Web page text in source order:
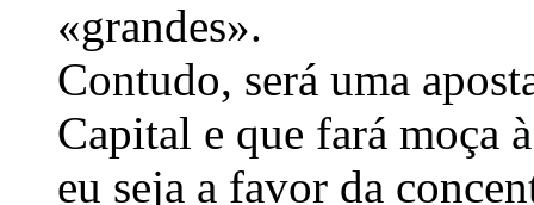
«grandes».
Contudo, será uma
Capital e que fará moça
eu seja a favor da